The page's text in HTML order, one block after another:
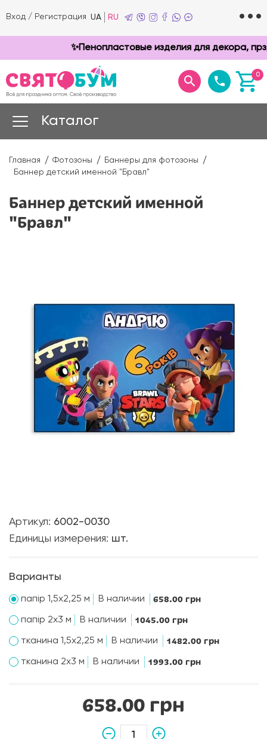
Вход / Регистрация UA RU
✨Пенопластовые изделия для декора,
0
Каталог
Главная Фотозоны
Баннеры для фотозоны
Баннер детский именной "Бравл"
Баннер детский именной
"Бравл"
Артикул: 6002-0030
Единицы измерения: шт.
Варианты
папір 1,5х2,25 м В наличии 658.00 грн
папір 2х3 м В наличии 1045.00 грн
тканина 1,5х2,25 м В наличии 1482.00 грн
тканина 2х3 м В наличии 1993.00 грн
658.00 грн